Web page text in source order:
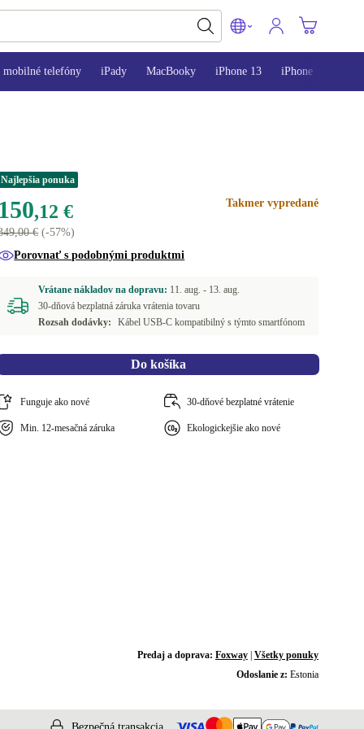
mobilné telefóny iPady MacBooky iPhone 13 iPhone 14
Najlepšia ponuka
150,12 €
€(-57%)
Takmer vypredané
Porovnať s podobnými produktmi
Vrátane nákladov na dopravu: 11. aug. - 13. aug.
30-dňová bezplatná záruka vrátenia tovaru
Rozsah dodávky:
Kábel USB-C kompatibilný s týmto smartfónom
Do košíka
Funguje ako nové 30-dňové bezplatné vrátenie
Min. 12-mesačná záruka Ekologickejšie ako nové
Predaj a doprava: Foxway| Všetky ponuky
Odoslanie z: Estonia